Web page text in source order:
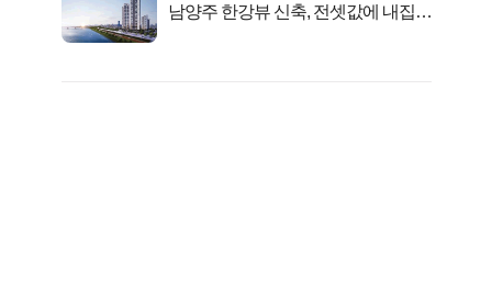
남양주 한강뷰 신축, 전셋값에 내집마